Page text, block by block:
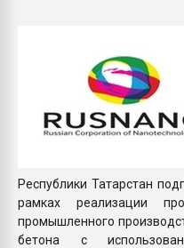
Республики Татарстан
рамках реализации
промышленного
бетона с